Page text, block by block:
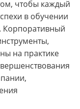
чтобы каждый
в обучении
Корпоративный
на практике